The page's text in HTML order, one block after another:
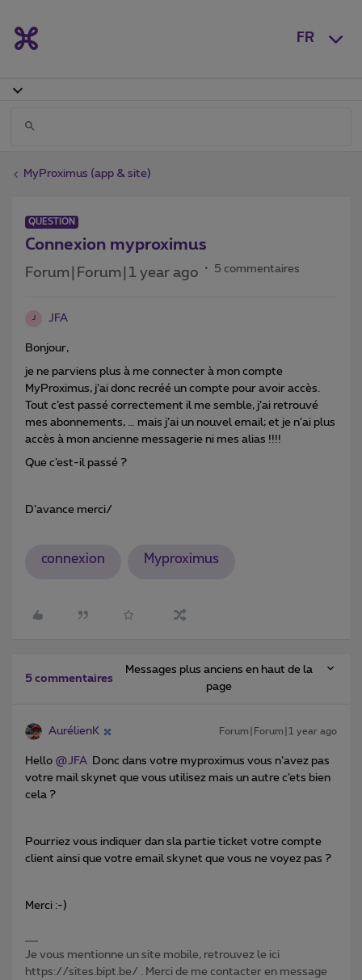
FR
MyProximus (app & site)
QUESTION
Connexion myproximus
Forum|Forum|1 year ago 5 commentaires
J JFA
Bonjour,
je ne parviens plus à me connecter à mon compte
MyProximus, j’ai donc recréé un compte pour avoir accès.
Tout c’est passé correctement il me semble, j’ai retrouvé
mes abonnements, … mais j’ai un nouvel email; et je n’ai plus
accès à mon ancienne messagerie ni mes alias !!!!
Que c’est-il passé ?
D’avance merci/
connexion Myproximus
5 commentaires
Messages plus anciens en haut de la
page
AurélienK Forum|Forum|1 year ago
Hello ​ @JFA Donc dans votre myproximus vous n’avez pas
votre mail skynet que vous utilisez mais un autre c’ets bien
cela ?
Pourriez vous indiquer dan sla partie ticket votre compte
client ainsi que votre email skynet que vous ne voyez pas ?
Merci :-)
Je vous mentionne un site mobile, retrouvez le ici
https://sites.bipt.be/ . Merci de me contacter en message